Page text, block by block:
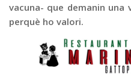
vacuna- que demanin una
perquè ho valori.